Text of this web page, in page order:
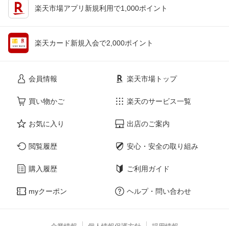
楽天市場アプリ新規利用で1,000ポイント
楽天カード新規入会で2,000ポイント
会員情報
買い物かご
お気に入り
閲覧履歴
購入履歴
myクーポン
楽天市場トップ
楽天のサービス一覧
出店のご案内
安心・安全の取り組み
ご利用ガイド
ヘルプ・問い合わせ